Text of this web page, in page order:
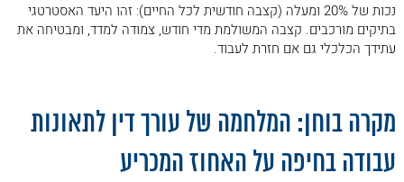
נכות של 20% ומעלה (קצבה חודשית לכל החיים): זהו היעד האסטרטגי
בתיקים מורכבים. קצבה המשולמת מדי חודש, צמודה למדד, ומבטיחה את
עתידך הכלכלי גם אם חזרת לעבוד.
מקרה בוחן: המלחמה של עורך דין לתאונות
עבודה בחיפה על האחוז המכריע